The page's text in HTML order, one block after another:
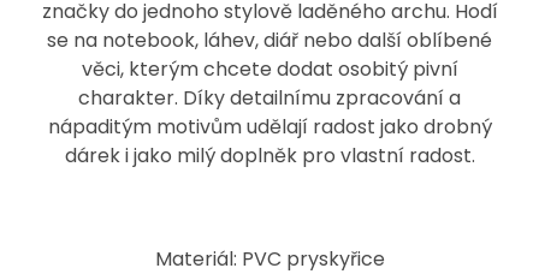
značky do jednoho stylově laděného archu. Hodí
se na notebook, láhev, diář nebo další oblíbené
věci, kterým chcete dodat osobitý pivní
charakter. Díky detailnímu zpracování a
nápaditým motivům udělají radost jako drobný
dárek i jako milý doplněk pro vlastní radost.
Materiál: PVC pryskyřice